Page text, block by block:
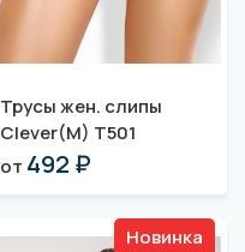
Трусы жен. слипы
Clever(M) T501
от 492 ₽
Новинка